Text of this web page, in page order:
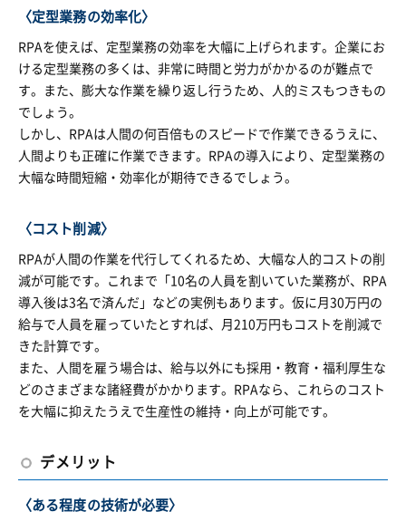
〈定型業務の効率化〉
RPAを使えば、定型業務の効率を大幅に上げられます。企業にお
ける定型業務の多くは、非常に時間と労力がかかるのが難点で
す。また、膨大な作業を繰り返し行うため、人的ミスもつきもの
でしょう。
しかし、RPAは人間の何百倍ものスピードで作業できるうえに、
人間よりも正確に作業できます。RPAの導入により、定型業務の
大幅な時間短縮・効率化が期待できるでしょう。
〈コスト削減〉
RPAが人間の作業を代行してくれるため、大幅な人的コストの削
減が可能です。これまで「10名の人員を割いていた業務が、RPA
導入後は3名で済んだ」などの実例もあります。仮に月30万円の
給与で人員を雇っていたとすれば、月210万円もコストを削減で
きた計算です。
また、人間を雇う場合は、給与以外にも採用・教育・福利厚生な
どのさまざまな諸経費がかかります。RPAなら、これらのコスト
を大幅に抑えたうえで生産性の維持・向上が可能です。
デメリット
〈ある程度の技術が必要〉